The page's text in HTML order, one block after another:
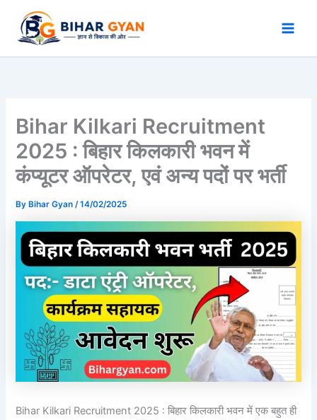
content
Bihar Kilkari Recruitment
2025 : बिहार किलकारी भवन में
कंप्यूटर ऑपरेटर, एवं अन्य पदों पर भर्ती
By Bihar Gyan/14/02/2025
Bihar Kilkari Recruitment 2025 : बिहार किलकारी भवन में एक बहुत ही